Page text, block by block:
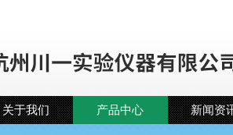
关于我们 产品中心 新闻资